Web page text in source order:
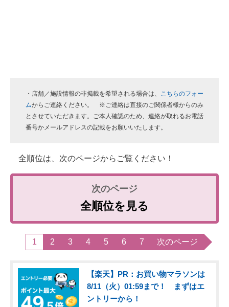
・店舗／施設情報の非掲載を希望される場合は、 こちらのフォー
ムからご連絡ください。 ※ご連絡は直接のご関係者様からのみ
とさせていただきます。ご本人確認のため、連絡が取れるお電話
番号かメールアドレスの記載をお願いいたします。
全順位は、次のページからご覧ください！
全順位を見る
1 2 3 4 5 6 7 次のページ
【楽天】PR：お買い物マラソンは
8/11（火）01:59まで！ まずはエ
ントリーから！